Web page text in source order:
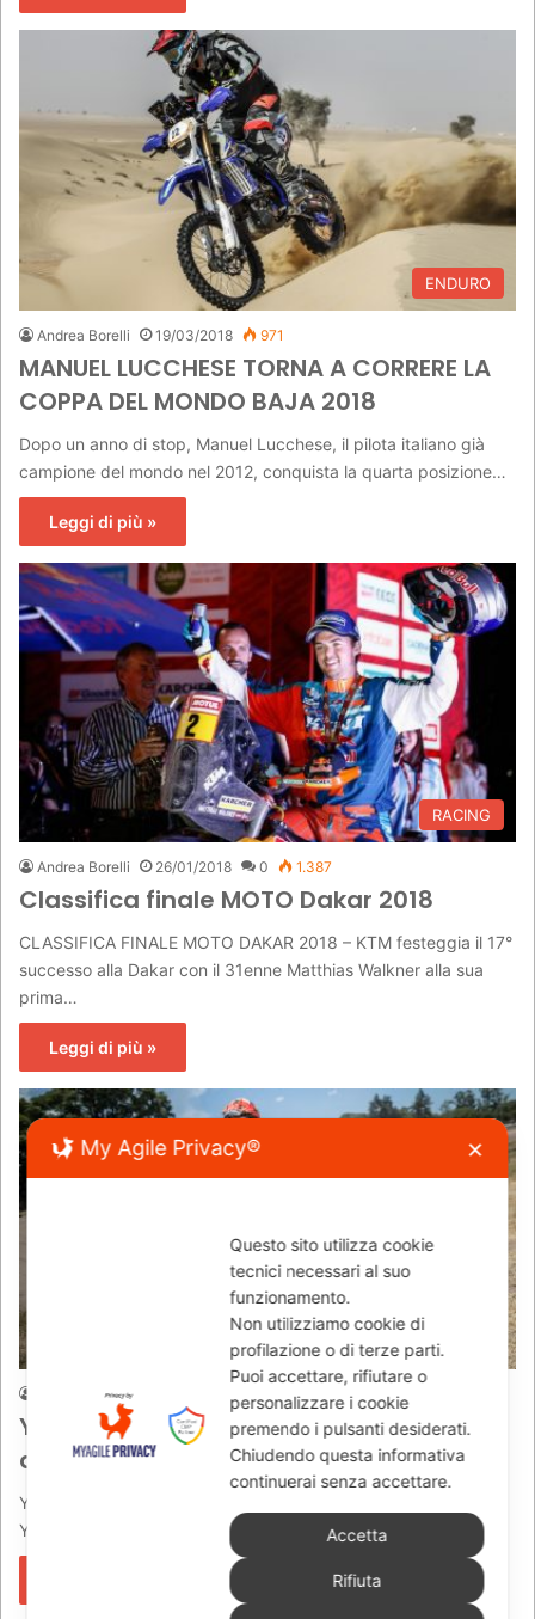
ENDURO
Andrea Borelli 19/03/2018 971
MANUEL LUCCHESE TORNA A CORRERE LA
COPPA DEL MONDO BAJA 2018
Dopo un anno di stop, Manuel Lucchese, il pilota italiano già
campione del mondo nel 2012, conquista la quarta posizione…
Leggi di più »
RACING
Andrea Borelli 26/01/2018 0 1.387
Classifica finale MOTO Dakar 2018
CLASSIFICA FINALE MOTO DAKAR 2018 – KTM festeggia il 17°
successo alla Dakar con il 31enne Matthias Walkner alla sua
prima…
Leggi di più »
RACING
Redazione 2.102
Yamaha Dakar 2018, Alessandro Botturi
al via nel team italiano
YAMAHA DAKAR 2018 – Il pilota italiano Alessandro Botturi su
Yamaha WR450F Rally alla Dakar 2018. Tutto è pronto per…
My Agile Privacy® ✕
Questo sito utilizza cookie
tecnici necessari al suo
funzionamento.
Non utilizziamo cookie di
profilazione o di terze parti.
Puoi accettare, rifiutare o
personalizzare i cookie
premendo i pulsanti desiderati.
Chiudendo questa informativa
continuerai senza accettare.
Accetta
Rifiuta